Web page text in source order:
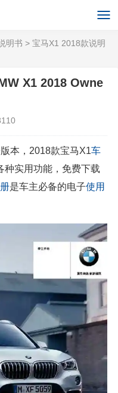
明书 > 宝马X1 2018款说明
X1 2018 Owne
本，2018款宝马X1车
种实用功能，免费下载
是车主必备的电子使用